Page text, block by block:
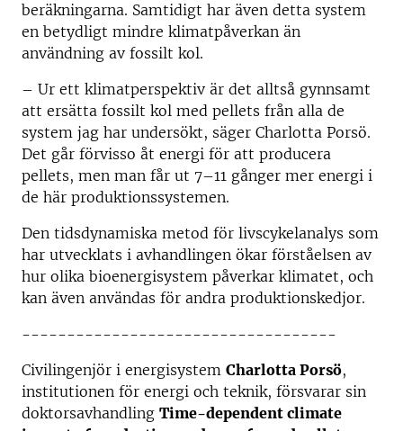
beräkningarna. Samtidigt har även detta system
en betydligt mindre klimatpåverkan än
användning av fossilt kol.
– Ur ett klimatperspektiv är det alltså gynnsamt
att ersätta fossilt kol med pellets från alla de
system jag har undersökt, säger Charlotta Porsö.
Det går förvisso åt energi för att producera
pellets, men man får ut 7–11 gånger mer energi i
de här produktionssystemen.
Den tidsdynamiska metod för livscykelanalys som
har utvecklats i avhandlingen ökar förståelsen av
hur olika bioenergisystem påverkar klimatet, och
kan även användas för andra produktionskedjor.
-----------------------------------
Civilingenjör i energisystem Charlotta Porsö,
institutionen för energi och teknik, försvarar sin
doktorsavhandling Time-dependent climate